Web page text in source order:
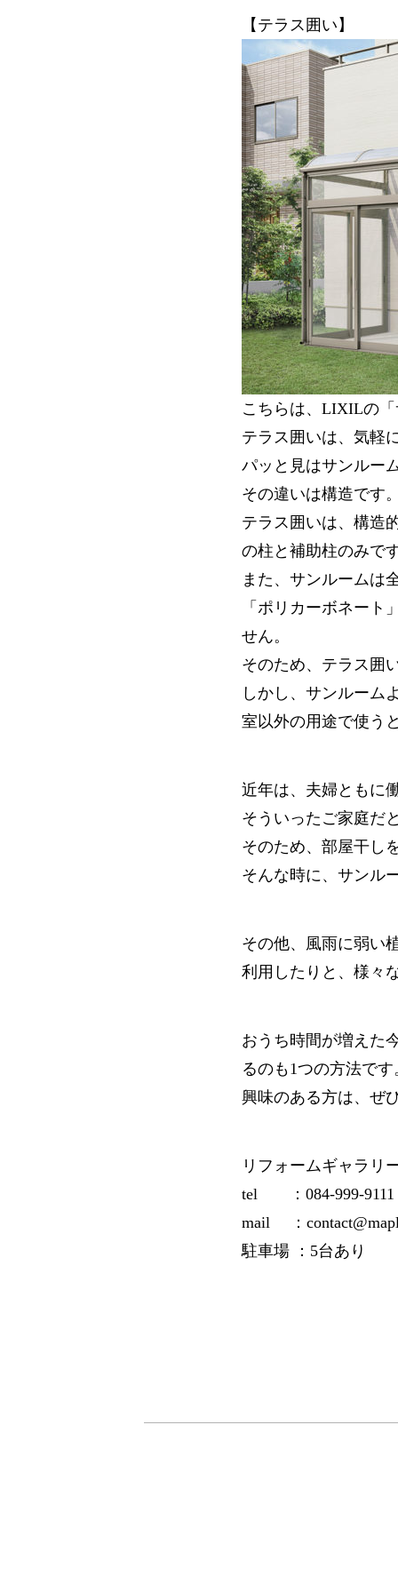
【テラス囲い】
こちらは、LIXILの
テラス囲いは、気軽
パッと見はサンルー
その違いは構造です
テラス囲いは、構造
の柱と補助柱のみで
また、サンルームは
「ポリカーボネー
せん。
そのため、テラス囲
しかし、サンルーム
室以外の用途で使う
近年は、夫婦ともに
そういったご家庭だ
そのため、部屋干し
そんな時に、サンル
その他、風雨に弱い
利用したりと、様々
おうち時間が増えた
るのも1つの方法です
興味のある方は、ぜ
リフォームギャラリ
tel ：084-999-9111
mail ：
駐車場 ：5台あり